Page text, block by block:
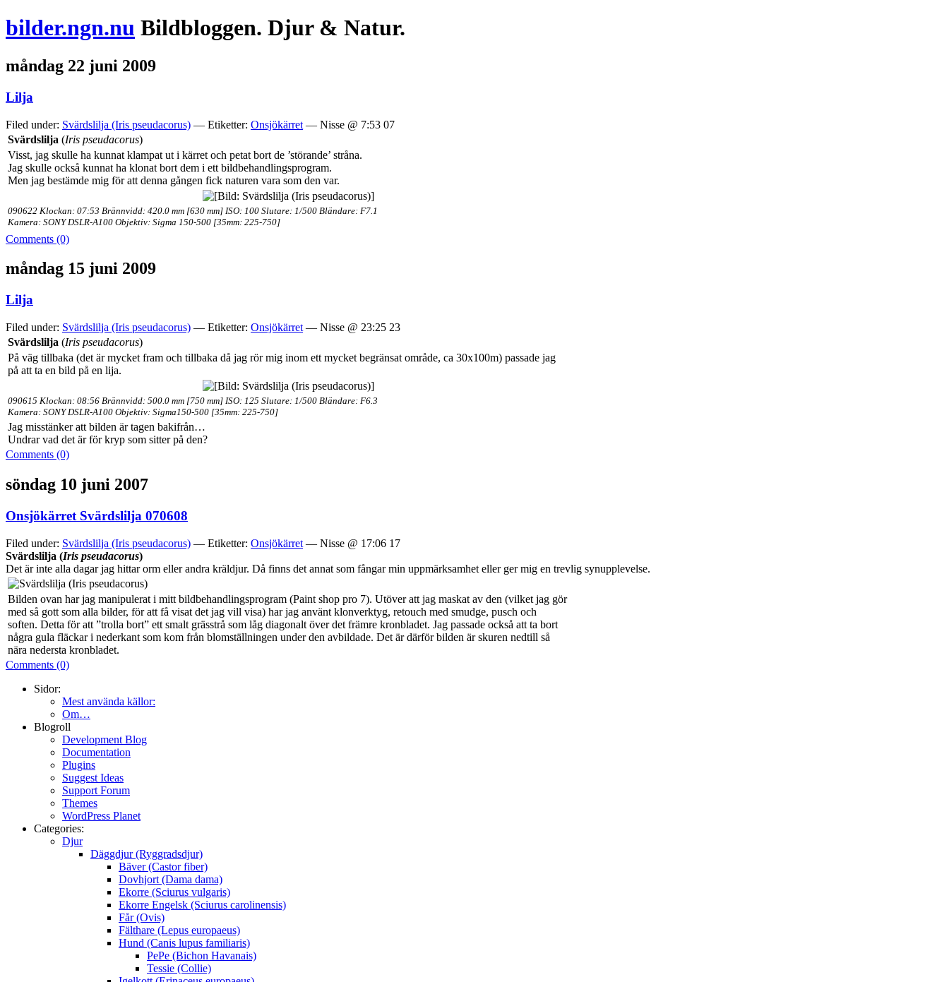
bilder.ngn.nu Bildbloggen. Djur & Natur.
måndag 22 juni 2009
Lilja
Filed under: Svärdslilja (Iris pseudacorus) — Etiketter: Onsjökärret — Nisse @ 7:53 07
Svärdslilja (Iris pseudacorus)
Visst, jag skulle ha kunnat klampat ut i kärret och petat bort de ’störande’ stråna.
Jag skulle också kunnat ha klonat bort dem i ett bildbehandlingsprogram.
Men jag bestämde mig för att denna gången fick naturen vara som den var.
090622 Klockan: 07:53 Brännvidd: 420.0 mm [630 mm] ISO: 100 Slutare: 1/500 Bländare: F7.1
Kamera: SONY DSLR-A100 Objektiv: Sigma 150-500 [35mm: 225-750]
Comments (0)
måndag 15 juni 2009
Lilja
Filed under: Svärdslilja (Iris pseudacorus) — Etiketter: Onsjökärret — Nisse @ 23:25 23
Svärdslilja (Iris pseudacorus)
På väg tillbaka (det är mycket fram och tillbaka då jag rör mig inom ett mycket begränsat område, ca 30x100m) passade jag
på att ta en bild på en lija.
090615 Klockan: 08:56 Brännvidd: 500.0 mm [750 mm] ISO: 125 Slutare: 1/500 Bländare: F6.3
Kamera: SONY DSLR-A100 Objektiv: Sigma150-500 [35mm: 225-750]
Jag misstänker att bilden är tagen bakifrån…
Undrar vad det är för kryp som sitter på den?
Comments (0)
söndag 10 juni 2007
Onsjökärret Svärdslilja 070608
Filed under: Svärdslilja (Iris pseudacorus) — Etiketter: Onsjökärret — Nisse @ 17:06 17
Svärdslilja (Iris pseudacorus)
Det är inte alla dagar jag hittar orm eller andra kräldjur. Då finns det annat som fångar min uppmärksamhet eller ger mig en trevlig synupplevelse.
Bilden ovan har jag manipulerat i mitt bildbehandlingsprogram (Paint shop pro 7). Utöver att jag maskat av den (vilket jag gör
med så gott som alla bilder, för att få visat det jag vill visa) har jag använt klonverktyg, retouch med smudge, pusch och
soften. Detta för att ”trolla bort” ett smalt grässtrå som låg diagonalt över det främre kronbladet. Jag passade också att ta bort
några gula fläckar i nederkant som kom från blomställningen under den avbildade. Det är därför bilden är skuren nedtill så
nära nedersta kronbladet.
Comments (0)
Sidor:
Mest använda källor:
Om…
Blogroll
Development Blog
Documentation
Plugins
Suggest Ideas
Support Forum
Themes
WordPress Planet
Categories:
Djur
Däggdjur (Ryggradsdjur)
Bäver (Castor fiber)
Dovhjort (Dama dama)
Ekorre (Sciurus vulgaris)
Ekorre Engelsk (Sciurus carolinensis)
Får (Ovis)
Fälthare (Lepus europaeus)
Hund (Canis lupus familiaris)
PePe (Bichon Havanais)
Tessie (Collie)